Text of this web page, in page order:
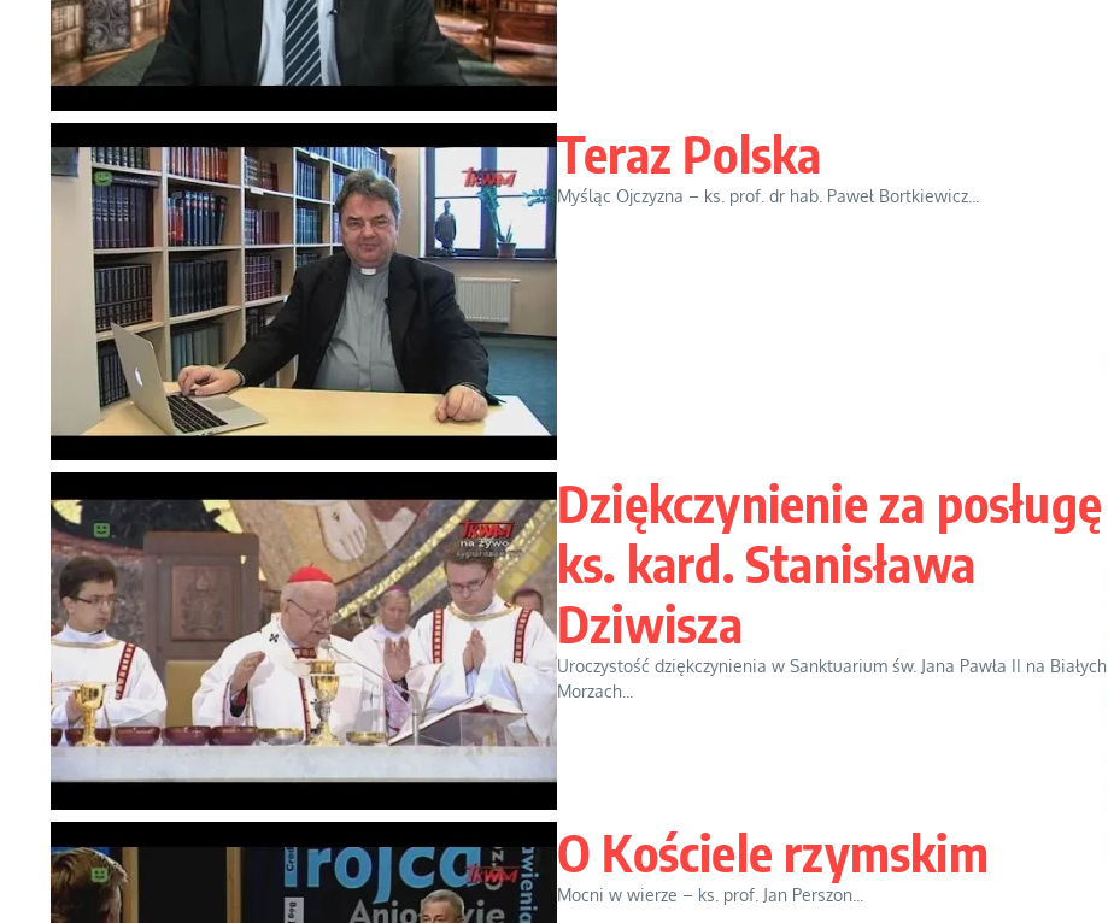
Teraz Polska
Myśląc Ojczyzna – ks. prof. dr hab. Paweł Bortkiewicz...
Dziękczynienie za posługę
ks. kard. Stanisława
Dziwisza
Uroczystość dziękczynienia w Sanktuarium św. Jana Pawła II na Białych
Morzach...
O Kościele rzymskim
Mocni w wierze – ks. prof. Jan Perszon...